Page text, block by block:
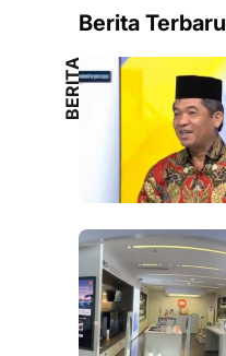
Berita Terbaru
B
E
R
I
T
A
L
O
K
AL
SMARTPHONE